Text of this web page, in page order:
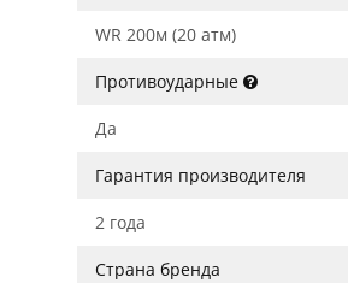
WR 200м (20 атм)
Противоударные
Да
Гарантия производителя
2 года
Страна бренда